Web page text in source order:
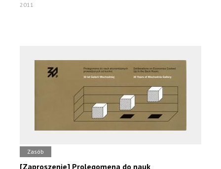
2011
Zasób
[Zaproszenie] Prolegomena do nauk